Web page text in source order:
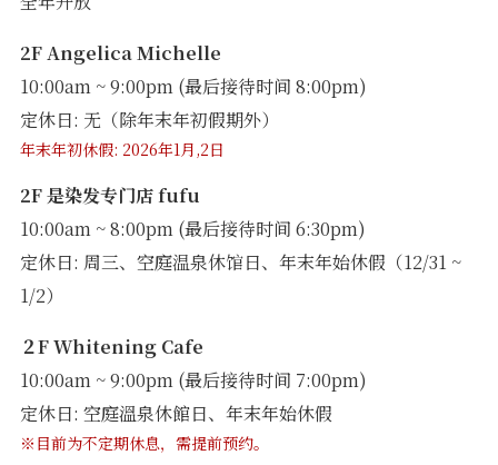
2F Angelica Michelle
10:00am ~ 9:00pm (最后接待时间 8:00pm)
定休日: 无（除年末年初假期外）
年末年初休假: 2026年1月,2日
2F 是染发专门店 fufu
10:00am ~ 8:00pm (最后接待时间 6:30pm)
定休日: 周三、空庭温泉休馆日、年末年始休假（12/31 ~
1/2）
２F Whitening Cafe
10:00am ~ 9:00pm (最后接待时间 7:00pm)
定休日: 空庭溫泉休館日、年末年始休假
※目前为不定期休息，需提前预约。